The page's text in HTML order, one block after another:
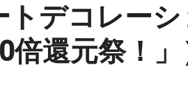
トデコレー
倍還元祭！